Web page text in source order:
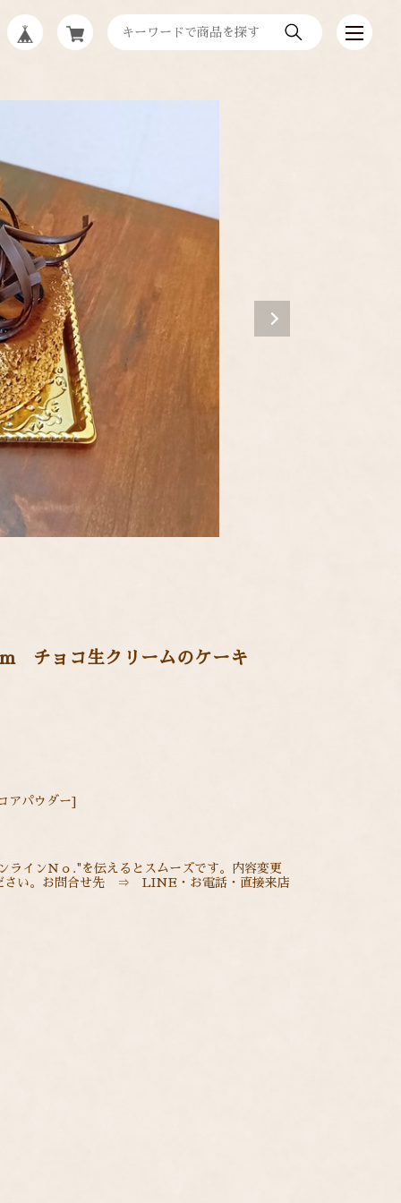
チョコ生クリームのケーキ
アパウダー]
ラインＮｏ."を伝えるとスムーズです。内容変更
ださい。お問合せ先 ⇒ LINE・お電話・直接来店